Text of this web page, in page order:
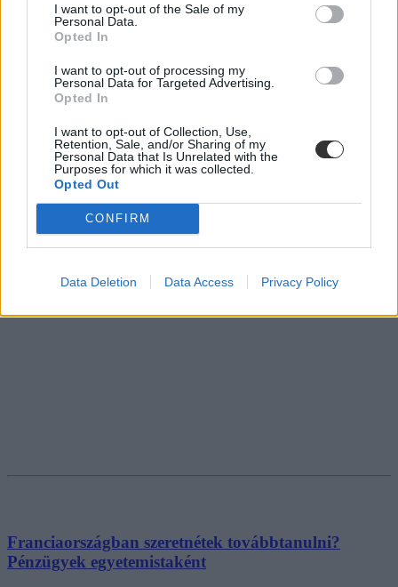
I want to opt-out of the Sale of my
Personal Data.
Opted In
I want to opt-out of processing my
Personal Data for Targeted Advertising.
Opted In
I want to opt-out of Collection, Use,
Retention, Sale, and/or Sharing of my
Personal Data that Is Unrelated with the
Purposes for which it was collected.
Opted Out
CONFIRM
Data Deletion Data Access Privacy Policy
Angol nyelvű alapképzést indít Budapesten az egyik
legjobb üzleti iskola
Angol nyelvű alapképzést indít szeptemberben Budapesten a francia
ESSCA School of Management, az 1909-ben alapított intézményt a
Financial Times az egyik legjobb üzleti iskolának minősítette -
Felsőoktatás
Eduline/MTI
Franciaországban szeretnétek továbbtanulni?
Pénzügyek egyetemistaként